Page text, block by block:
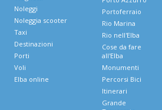
Noleggi
Noleggia scooter
Taxi
Destinazioni
Porti
Voli
Elba online
Portoferraio
Rio Marina
Rio nell'Elba
Cose da fare
all'Elba
Monumenti
Percorsi Bici
Itinerari
Grande